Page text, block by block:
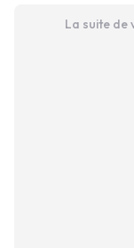
La suite de